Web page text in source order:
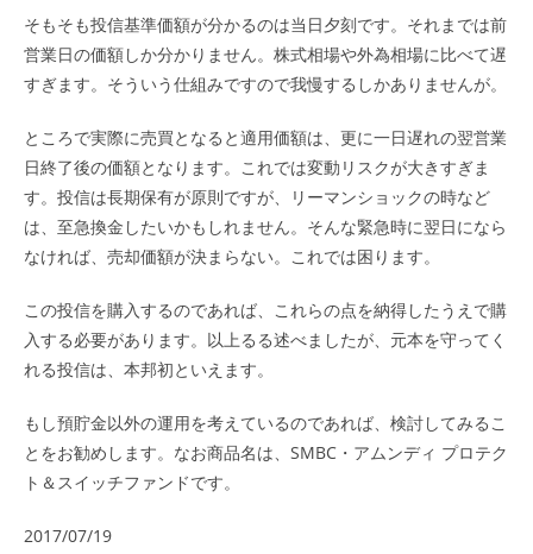
そもそも投信基準価額が分かるのは当日夕刻です。それまでは前
営業日の価額しか分かりません。株式相場や外為相場に比べて遅
すぎます。そういう仕組みですので我慢するしかありませんが。
ところで実際に売買となると適用価額は、更に一日遅れの翌営業
日終了後の価額となります。これでは変動リスクが大きすぎま
す。投信は長期保有が原則ですが、リーマンショックの時など
は、至急換金したいかもしれません。そんな緊急時に翌日になら
なければ、売却価額が決まらない。これでは困ります。
この投信を購入するのであれば、これらの点を納得したうえで購
入する必要があります。以上るる述べましたが、元本を守ってく
れる投信は、本邦初といえます。
もし預貯金以外の運用を考えているのであれば、検討してみるこ
とをお勧めします。なお商品名は、SMBC・アムンディ プロテク
ト＆スイッチファンドです。
2017/07/19